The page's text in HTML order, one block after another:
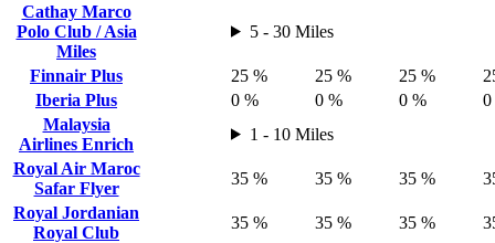
Cathay Marco
Polo Club / Asia
Miles
5 - 30 Miles
Finnair Plus 25 % 25 % 25 %
Iberia Plus
0 % 0 % 0 %
0
Malaysia
Airlines Enrich
1 - 10 Miles
Royal Air Maroc
Safar Flyer
35 % 35 % 35 %
Royal Jordanian
Royal Club
35 % 35 % 35 %